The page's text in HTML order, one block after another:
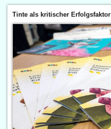
Tinte als kritischer Erfolgsfaktor